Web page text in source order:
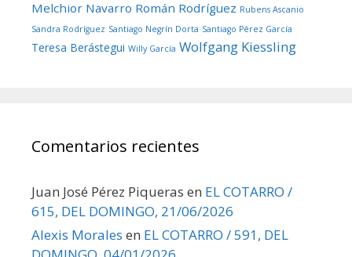
Melchior Navarro Román Rodríguez Rubens Ascanio
Sandra Rodríguez Santiago Negrín Dorta Santiago Pérez García
Teresa Berástegui Willy García Wolfgang Kiessling
Comentarios recientes
Juan José Pérez Piqueras en EL COTARRO /
615, DEL DOMINGO, 21/06/2026
Alexis Morales en EL COTARRO / 591, DEL